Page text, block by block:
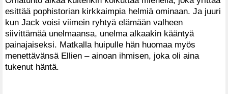
esittää pophistorian kirkkaimpia helmiä ominaan. Ja juuri
kun Jack voisi viimein ryhtyä elämään valheen
siivittämää unelmaansa, unelma alkaakin kääntyä
painajaiseksi. Matkalla huipulle hän huomaa myös
menettävänsä Ellien – ainoan ihmisen, joka oli aina
tukenut häntä.